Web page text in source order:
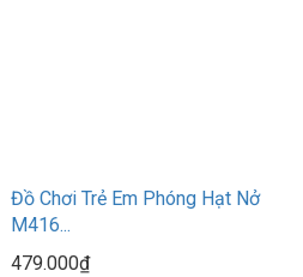
Đồ Chơi Trẻ Em Phóng Hạt Nở
M416...
479.000₫